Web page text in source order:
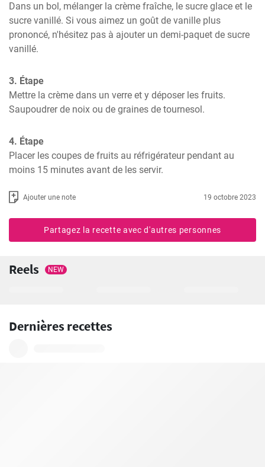
Dans un bol, mélanger la crème fraîche, le sucre glace et le
sucre vanillé. Si vous aimez un goût de vanille plus
prononcé, n'hésitez pas à ajouter un demi-paquet de sucre
vanillé.
3. Étape
Mettre la crème dans un verre et y déposer les fruits.
Saupoudrer de noix ou de graines de tournesol.
4. Étape
Placer les coupes de fruits au réfrigérateur pendant au
moins 15 minutes avant de les servir.
Ajouter une note 19 octobre 2023
Partagez la recette avec d'autres personnes
Reels NEW
Dernières recettes